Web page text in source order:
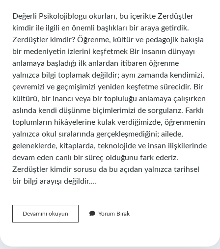
Değerli Psikolojiblogu okurları, bu içerikte Zerdüştler
kimdir ile ilgili en önemli başlıkları bir araya getirdik.
Zerdüştler kimdir? Öğrenme, kültür ve pedagojik bakışla
bir medeniyetin izlerini keşfetmek Bir insanın dünyayı
anlamaya başladığı ilk anlardan itibaren öğrenme
yalnızca bilgi toplamak değildir; aynı zamanda kendimizi,
çevremizi ve geçmişimizi yeniden keşfetme sürecidir. Bir
kültürü, bir inancı veya bir topluluğu anlamaya çalışırken
aslında kendi düşünme biçimlerimizi de sorgularız. Farklı
toplumların hikâyelerine kulak verdiğimizde, öğrenmenin
yalnızca okul sıralarında gerçekleşmediğini; ailede,
geleneklerde, kitaplarda, teknolojide ve insan ilişkilerinde
devam eden canlı bir süreç olduğunu fark ederiz.
Zerdüştler kimdir sorusu da bu açıdan yalnızca tarihsel
bir bilgi arayışı değildir.…
Devamını okuyun Zerdüştler
kimdir
Yorum Bırak